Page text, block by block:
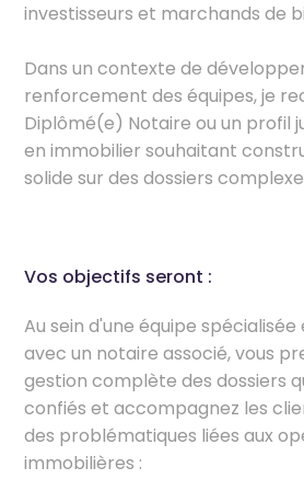
investisseurs et marchands de
Dans un contexte de
renforcement des équipes, je
Diplômé(e) Notaire ou un profil
en immobilier souhaitant
solide sur des dossiers
Vos objectifs seront :
Au sein d'une équipe
avec un notaire associé, vous
gestion complète des dossiers
confiés et accompagnez les
des problématiques liées aux
immobilières :